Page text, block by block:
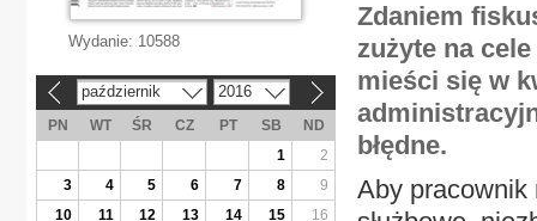
Zdaniem
zużyte na
mieści się w
błędne.
Aby pracownik
Wydanie: 10588
październik 2016
PN WT ŚR CZ PT SB
ND
1
2
3
4 5 6 7 8
9
10
11 12 13 14 15
16